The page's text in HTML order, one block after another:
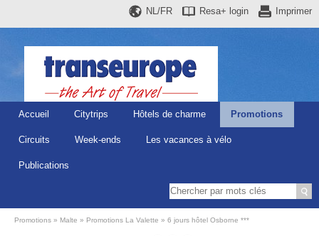
Imprimer
Resa+ login
NL/FR
Accueil Citytrips Hôtels de charme Promotions
Circuits Week-ends Les vacances à vélo
Publications
Promotions Malte Promotions La Valette 6 jours hôtel Osborne ***